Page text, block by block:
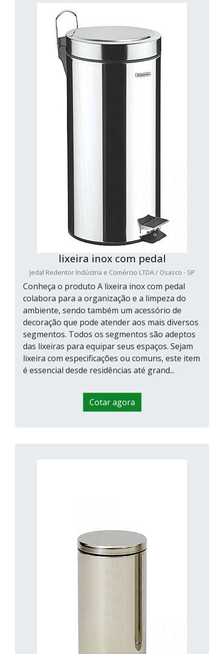
lixeira inox com pedal
Jedal Redentor Indústria e Comércio LTDA / Osasco - SP
Conheça o produto A lixeira inox com pedal
colabora para a organização e a limpeza do
ambiente, sendo também um acessório de
decoração que pode atender aos mais diversos
segmentos. Todos os segmentos são adeptos
das lixeiras para equipar seus espaços. Sejam
lixeira com especificações ou comuns, este item
é essencial desde residências até grand...
Cotar agora